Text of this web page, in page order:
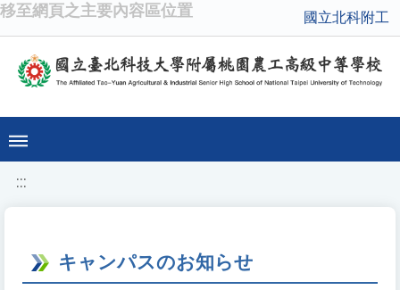
移至網頁之主要內容區位置 國立北科附工
:::
キャンパスのお知らせ